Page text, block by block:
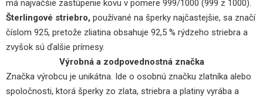
má najväčšie zastúpenie kovu v pomere 999/1000 (999 z 1000).
Šterlingové striebro, používané na šperky najčastejšie, sa značí
číslom 925, pretože zliatina obsahuje 92,5 % rýdzeho striebra a
zvyšok sú ďalšie prímesy.
Výrobná a zodpovednostná značka
Značka výrobcu je unikátna. Ide o osobnú značku zlatníka alebo
spoločnosti, ktorá šperky zo zlata, striebra a platiny vyrába a